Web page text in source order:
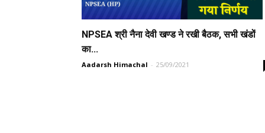
NPSEA श्री नैना देवी खण्ड ने रखी बैठक, सभी खंडों
का...
Aadarsh Himachal - 25/09/2021